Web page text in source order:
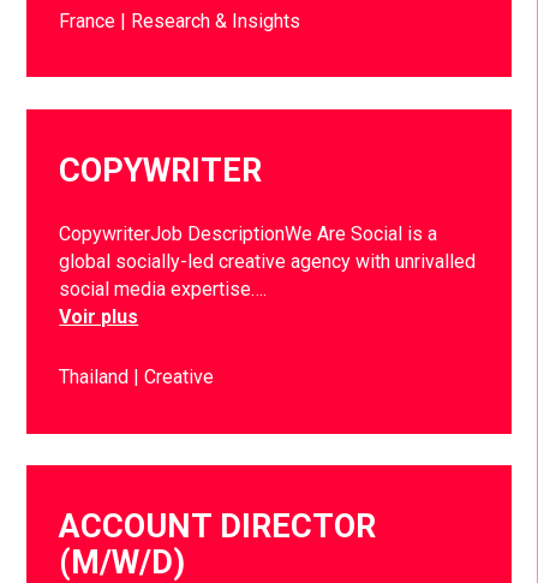
France Research & Insights
COPYWRITER
CopywriterJob DescriptionWe Are Social is a
global socially-led creative agency with unrivalled
social media expertise….
Voir plus
Thailand Creative
ACCOUNT DIRECTOR
(M/W/D)